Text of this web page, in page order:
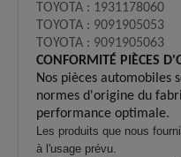
TOYOTA : 1931178060
TOYOTA : 9091905053
TOYOTA : 9091905063
CONFORMITÉ PIÈCES
Nos pièces automobiles
normes d'origine du
performance optimale.
Les produits que nous
à l'usage prévu.